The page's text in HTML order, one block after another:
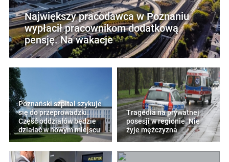
Największy pracodawca w Poznaniu
wypłacił pracownikom dodatkową
pensję. Na wakacje
Poznański szpital szykuje
się do przeprowadzki.
Część oddziałów będzie
działać w nowym miejscu
Tragedia na prywatnej
posesji w regionie. Nie
żyje mężczyzna